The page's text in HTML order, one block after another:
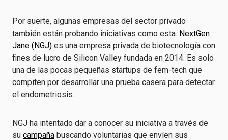
Por suerte, algunas empresas del sector privado
también están probando iniciativas como esta. NextGen
Jane (NGJ) es una empresa privada de biotecnología con
fines de lucro de Silicon Valley fundada en 2014. Es solo
una de las pocas pequeñas startups de fem-tech que
compiten por desarrollar una prueba casera para detectar
el endometriosis.
NGJ ha intentado dar a conocer su iniciativa a través de
su campaña buscando voluntarias que envíen sus